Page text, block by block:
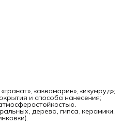
«аквамарин», «изумруд»;
и способа нанесения;
дерева, гипса, керамики,